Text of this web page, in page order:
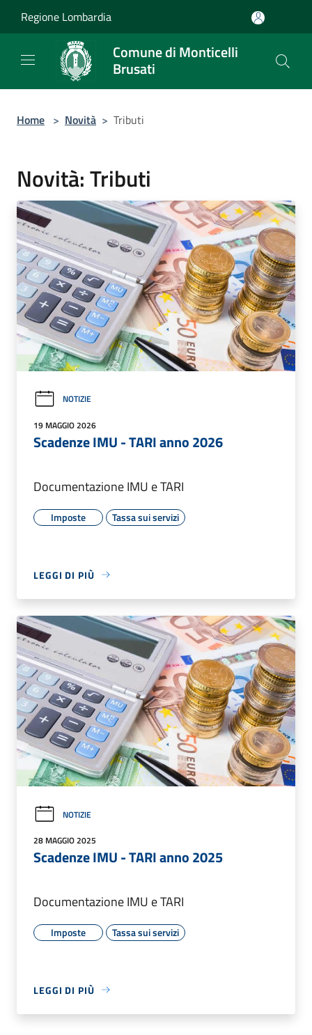
Regione Lombardia
Comune di Monticelli
Brusati
Home > Novità > Tributi
Novità: Tributi
NOTIZIE
19 MAGGIO 2026
Scadenze IMU - TARI anno 2026
Documentazione IMU e TARI
Imposte Tassa sui servizi
LEGGI DI PIÙ
NOTIZIE
28 MAGGIO 2025
Scadenze IMU - TARI anno 2025
Documentazione IMU e TARI
Imposte Tassa sui servizi
LEGGI DI PIÙ